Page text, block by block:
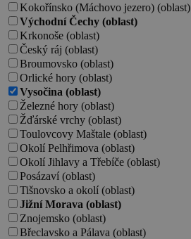
Kokořínsko (Máchovo jezero) (oblast)
Východní Čechy (oblast)
Krkonoše (oblast)
Český ráj (oblast)
Broumovsko (oblast)
Orlické hory (oblast)
Vysočina (oblast)
Železné hory (oblast)
Žďárské vrchy (oblast)
Toulovcovy Maštale (oblast)
Okolí Pelhřimova (oblast)
Okolí Jihlavy a Třebíče (oblast)
Posázaví (oblast)
Tišnovsko a okolí (oblast)
Jižní Morava (oblast)
Znojemsko (oblast)
Břeclavsko a Pálava (oblast)